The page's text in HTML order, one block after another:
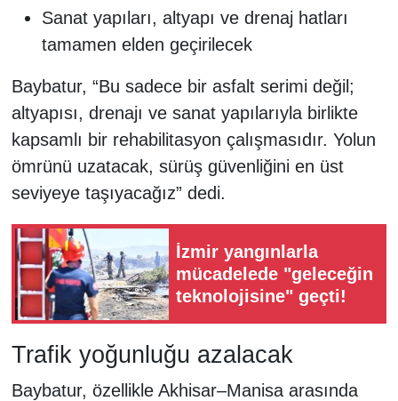
Sanat yapıları, altyapı ve drenaj hatları
tamamen elden geçirilecek
Baybatur, “Bu sadece bir asfalt serimi değil;
altyapısı, drenajı ve sanat yapılarıyla birlikte
kapsamlı bir rehabilitasyon çalışmasıdır. Yolun
ömrünü uzatacak, sürüş güvenliğini en üst
seviyeye taşıyacağız” dedi.
İzmir yangınlarla
mücadelede "geleceğin
teknolojisine" geçti!
Trafik yoğunluğu azalacak
Baybatur, özellikle Akhisar–Manisa arasında